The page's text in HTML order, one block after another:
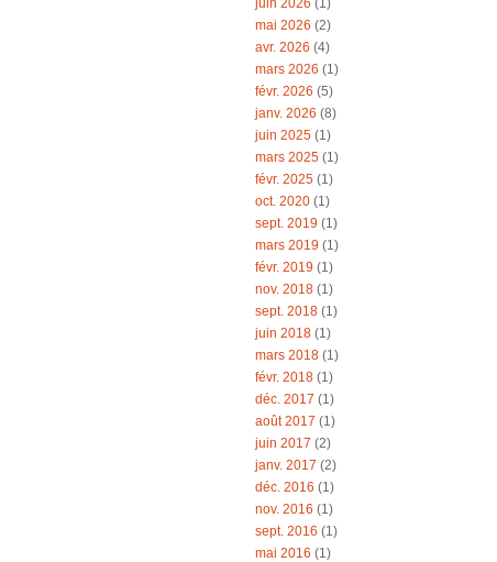
mai 2026 (2)
avr. 2026 (4)
mars 2026 (1)
févr. 2026 (5)
janv. 2026 (8)
juin 2025 (1)
mars 2025 (1)
févr. 2025 (1)
oct. 2020 (1)
sept. 2019 (1)
mars 2019 (1)
févr. 2019 (1)
nov. 2018 (1)
sept. 2018 (1)
juin 2018 (1)
mars 2018 (1)
févr. 2018 (1)
déc. 2017 (1)
août 2017 (1)
juin 2017 (2)
janv. 2017 (2)
déc. 2016 (1)
nov. 2016 (1)
sept. 2016 (1)
mai 2016 (1)